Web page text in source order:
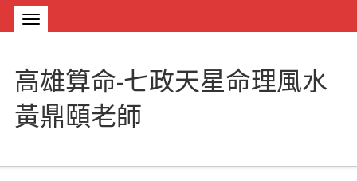
高雄算命-七政天星命理風水
黃鼎頤老師